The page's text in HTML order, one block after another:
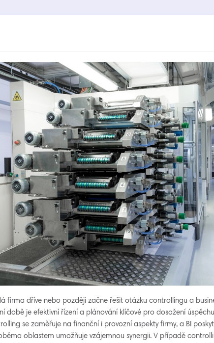
firma dříve nebo později začne řešit otázku controllingu a
době je efektivní řízení a plánování klíčové pro dosažení
se zaměřuje na finanční i provozní aspekty firmy, a BI
oblastem umožňuje vzájemnou synergii. V případě